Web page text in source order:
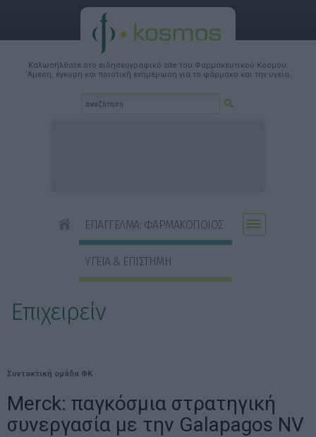
Καλωσήλθατε στο ειδησεογραφικό site του Φαρμακευτικού Κόσμου.
'Αμεση, έγκυρη και ποιοτική ενημέρωση για το φάρμακο και την υγεία.
ΕΠΑΓΓΕΛΜΑ: ΦΑΡΜΑΚΟΠΟΙΟΣ
ΥΓΕΙΑ & ΕΠΙΣΤΗΜΗ
Επιχειρείν
Συντακτική ομάδα ΦΚ
Merck: παγκόσμια στρατηγική
συνεργασία με την Galapagos NV